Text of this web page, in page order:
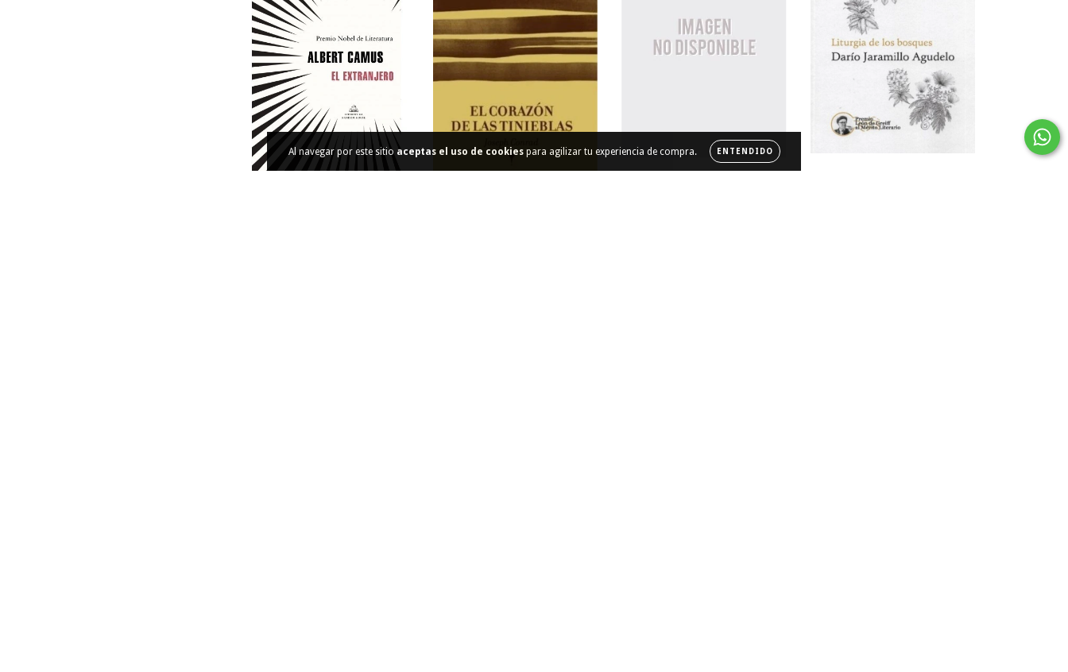
Al navegar por este sitio aceptas el uso de cookiespara agilizar tu experiencia de compra. ENTENDIDO